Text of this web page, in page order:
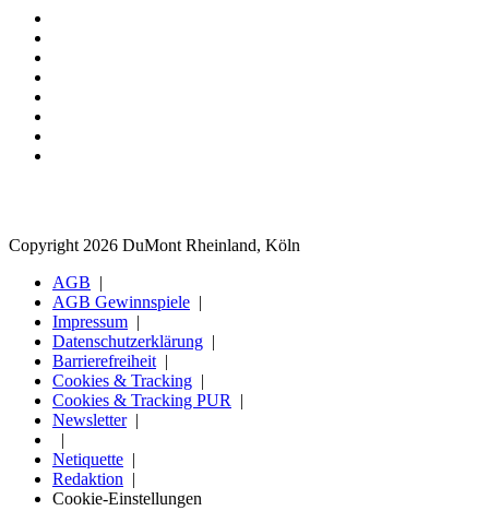
Copyright 2026 DuMont Rheinland, Köln
AGB
AGB Gewinnspiele
Impressum
Datenschutzerklärung
Barrierefreiheit
Cookies & Tracking
Cookies & Tracking PUR
Newsletter
Netiquette
Redaktion
Cookie-Einstellungen